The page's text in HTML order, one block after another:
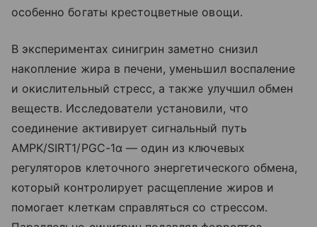
особенно богаты крестоцветные овощи.
В экспериментах синигрин заметно снизил
накопление жира в печени, уменьшил воспаление
и окислительный стресс, а также улучшил обмен
веществ. Исследователи установили, что
соединение активирует сигнальный путь
AMPK/SIRT1/PGC-1α — один из ключевых
регуляторов клеточного энергетического обмена,
который контролирует расщепление жиров и
помогает клеткам справляться со стрессом.